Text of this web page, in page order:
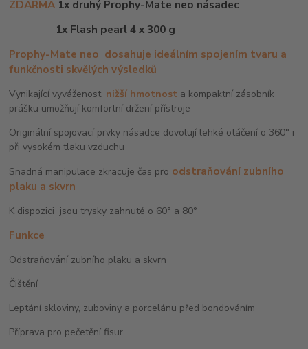
ZDARMA 1x druhý Prophy-Mate neo násadec
1x Flash pearl 4 x 300 g
Prophy-Mate neo dosahuje ideálním spojením tvaru a
funkčnosti skvělých výsledků
Vynikající vyváženost, nižší hmotnost a kompaktní zásobník
prášku umožňují komfortní držení přístroje
Originální spojovací prvky násadce dovolují lehké otáčení o 360° i
při vysokém tlaku vzduchu
Snadná manipulace zkracuje čas pro odstraňování zubního
plaku a skvrn
K dispozici jsou trysky zahnuté o 60° a 80°
Funkce
Odstraňování zubního plaku a skvrn
Čištění
Leptání skloviny, zuboviny a porcelánu před bondováním
Příprava pro pečetění fisur